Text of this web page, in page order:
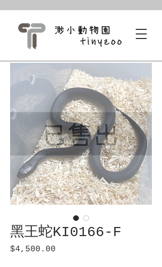
黑王蛇KI0166-F
$4,500.00